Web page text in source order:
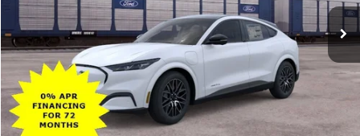
Pida mas información
Obtener pre-aprobado